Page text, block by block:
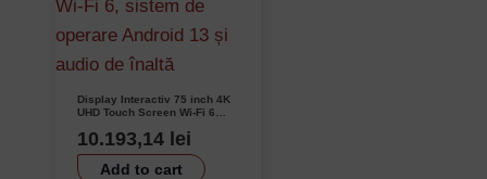
Display Interactiv 75 inch 4K
UHD Touch Screen Wi-Fi 6
10.193,14 lei
Add to cart